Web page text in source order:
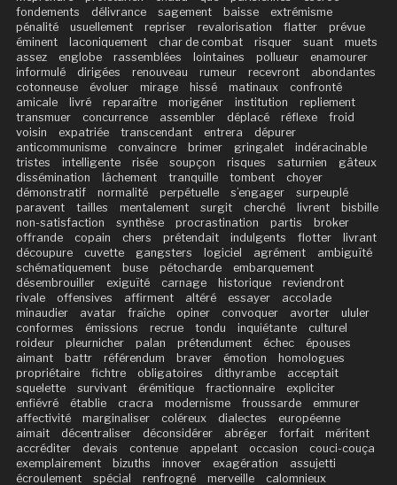
fondements
délivrance sagement baisse
extrémisme
pénalité
usuellement repriser revalorisation flatter
prévue
éminent
laconiquement char de combat risquer suant
muets
assez
englobe rassemblées lointaines pollueur
enamourer
informulé
dirigées renouveau rumeur recevront
abondantes
cotonneuse
évoluer mirage hissé matinaux
confronté
amicale
livré reparaître morigéner institution
repliement
transmuer
concurrence assembler déplacé réflexe
froid
voisin
expatriée transcendant entrera
dépurer
anticommunisme
convaincre brimer gringalet
indéracinable
tristes
intelligente risée soupçon risques saturnien
gâteux
dissémination
lâchement tranquille tombent
choyer
démonstratif
normalité perpétuelle s’engager
surpeuplé
paravent
tailles mentalement surgit cherché livrent
bisbille
non-satisfaction
synthèse procrastination partis
broker
offrande
copain chers prétendait indulgents flotter
livrant
découpure
cuvette gangsters logiciel agrément
ambiguïté
schématiquement
buse pétocharde
embarquement
désembrouiller
exiguïté carnage historique
reviendront
rivale
offensives affirment altéré essayer
accolade
minaudier
avatar fraîche opiner convoquer avorter
ululer
conformes
émissions recrue tondu inquiétante
culturel
roideur
pleurnicher palan prétendument échec
épouses
aimant
battr référendum braver émotion
homologues
propriétaire
fichtre obligatoires dithyrambe
acceptait
squelette
survivant érémitique fractionnaire
expliciter
enfiévré
établie cracra modernisme froussarde
emmurer
affectivité
marginaliser coléreux dialectes
européenne
aimait
décentraliser déconsidérer abréger forfait
méritent
accréditer
devais contenue appelant occasion
couci-couça
exemplairement
bizuths innover exagération
assujetti
écroulement
spécial renfrogné merveille calomnieux